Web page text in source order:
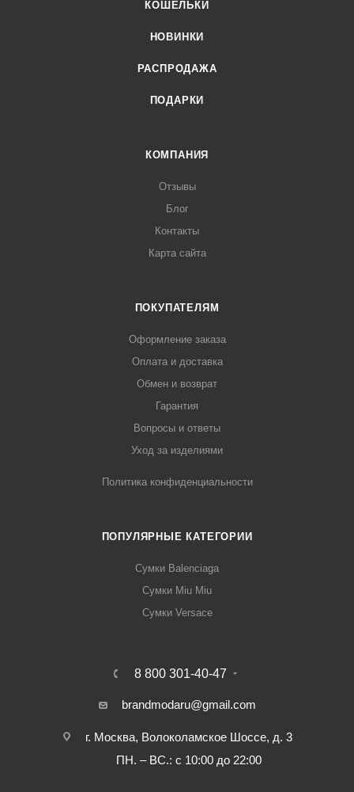
КОШЕЛЬКИ
НОВИНКИ
РАСПРОДАЖА
ПОДАРКИ
КОМПАНИЯ
Отзывы
Блог
Контакты
Карта сайта
ПОКУПАТЕЛЯМ
Оформление заказа
Оплата и доставка
Обмен и возврат
Гарантия
Вопросы и ответы
Уход за изделиями
Политика конфиденциальности
ПОПУЛЯРНЫЕ КАТЕГОРИИ
Сумки Balenciaga
Сумки Miu Miu
Сумки Versace
8 800 301-40-47
brandmodaru@gmail.com
г. Москва, Волоколамское Шоссе, д. 3
ПН. – ВС.: с 10:00 до 22:00